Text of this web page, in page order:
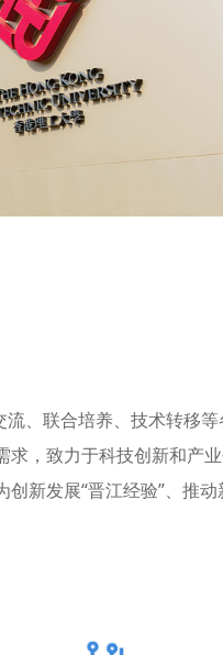
、联合培养、技术转移
， 致力于科技创新和产
新发展“晋江经验”、推